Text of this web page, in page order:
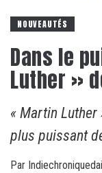
NOUVEAUTÉS
Dans le
Luther »
« Martin
plus puissant
Par